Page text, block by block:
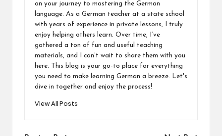
on your journey to mastering the German
language. As a German teacher at a state school
with years of experience in private lessons, I truly
enjoy helping others learn. Over time, I’ve
gathered a ton of fun and useful teaching
materials, and I can’t wait to share them with you
here. This blog is your go-to place for everything
you need to make learning German a breeze. Let's
dive in together and enjoy the process!
View All Posts